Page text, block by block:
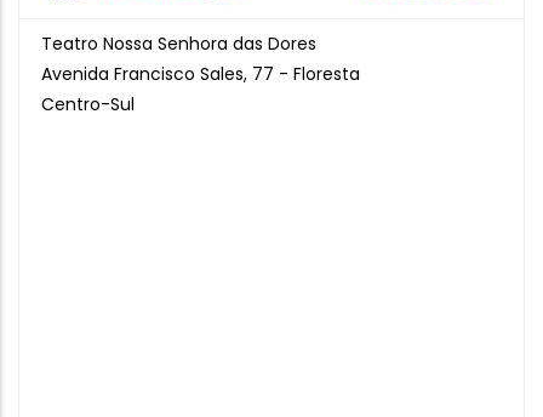
Teatro Nossa Senhora das Dores
Avenida Francisco Sales, 77 - Floresta
Centro-Sul